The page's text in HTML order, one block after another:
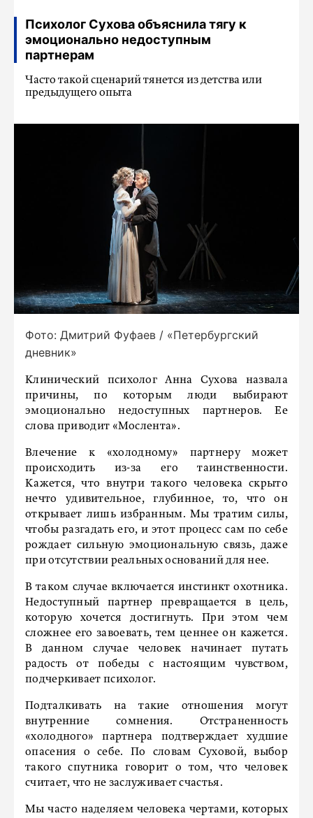
Психолог Сухова объяснила тягу к
эмоционально недоступным
партнерам
Часто такой сценарий тянется из детства или
предыдущего опыта
Фото: Дмитрий Фуфаев / «Петербургский
дневник»
Клинический психолог Анна Сухова назвала
причины, по которым люди выбирают
эмоционально недоступных партнеров. Ее
слова приводит «Мослента».
Влечение к «холодному» партнеру может
происходить из-за его таинственности.
Кажется, что внутри такого человека скрыто
нечто удивительное, глубинное, то, что он
открывает лишь избранным. Мы тратим силы,
чтобы разгадать его, и этот процесс сам по себе
рождает сильную эмоциональную связь, даже
при отсутствии реальных оснований для нее.
В таком случае включается инстинкт охотника.
Недоступный партнер превращается в цель,
которую хочется достигнуть. При этом чем
сложнее его завоевать, тем ценнее он кажется.
В данном случае человек начинает путать
радость от победы с настоящим чувством,
подчеркивает психолог.
Подталкивать на такие отношения могут
внутренние сомнения. Отстраненность
«холодного» партнера подтверждает худшие
опасения о себе. По словам Суховой, выбор
такого спутника говорит о том, что человек
считает, что не заслуживает счастья.
Мы часто наделяем человека чертами, которых